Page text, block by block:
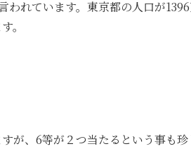
われています。東京都の人口が
。
が、6等が２つ当たるという事も珍